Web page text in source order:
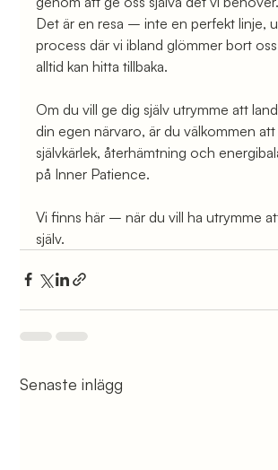
Det är en resa – inte en perfekt linje,
process där vi ibland glömmer bort
alltid kan hitta tillbaka.
Om du vill ge dig själv utrymme att
din egen närvaro, är du välkommen
självkärlek, återhämtning och
på Inner Patience.
Vi finns här – när du vill ha utrymme
själv.
Senaste inlägg